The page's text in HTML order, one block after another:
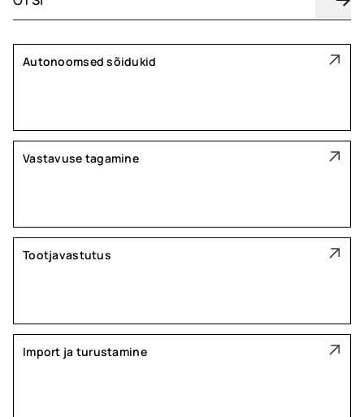
Autonoomsed sõidukid
Vastavuse tagamine
Tootjavastutus
Import ja turustamine